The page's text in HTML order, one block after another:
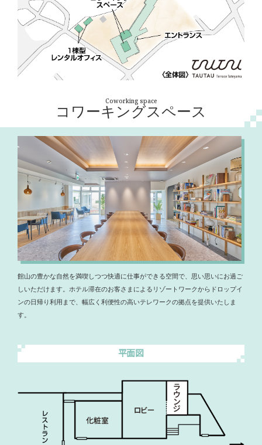
2024/02/26 TURNSのがっこう-館山科- 第2回「ワーケーションで
地域と関わる」を開講します
2024/02/13 TURNSのがっこう-館山科- 第1回「複業・兼業で地域
と関わる」を開講します
2023/02/09 花と海の街 館山市で学ぶ「地方創生×ビジネススクー
ル」を開講します
Coworking space
コワーキングスペース
館山の豊かな自然を満喫しつつ快適に仕事ができる空間で、思い思いにお過ご
しいただけます。ホテル滞在のお客さまによるリゾートワークからドロップイ
ンの日帰り利用まで、幅広く利便性の高いテレワークの拠点を提供いたしま
す。
平面図